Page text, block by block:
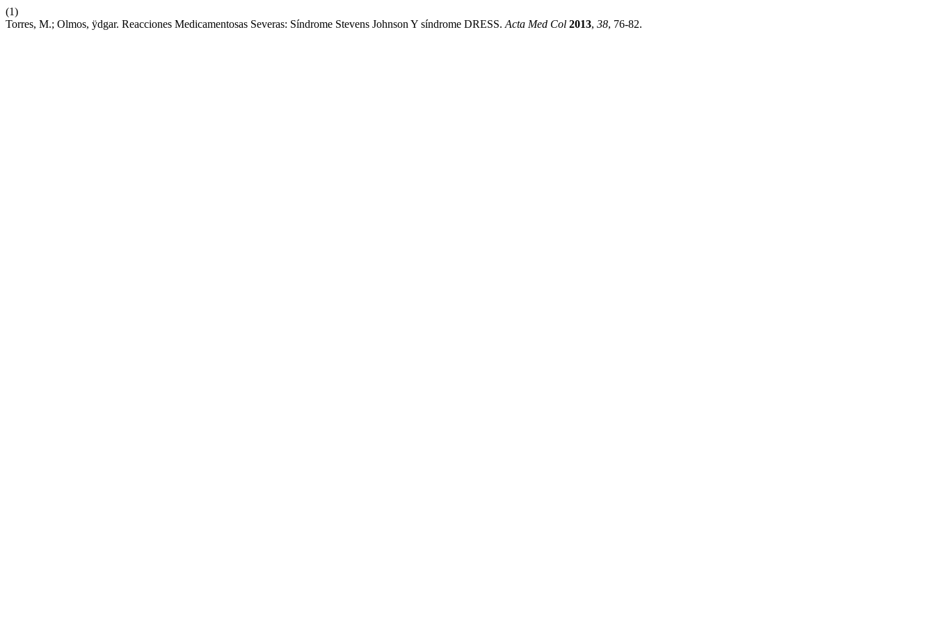
(1)
Torres, M.; Olmos, ÿdgar. Reacciones Medicamentosas Severas: Síndrome Stevens Johnson Y síndrome DRESS. Acta Med Col 2013, 38, 76-82.